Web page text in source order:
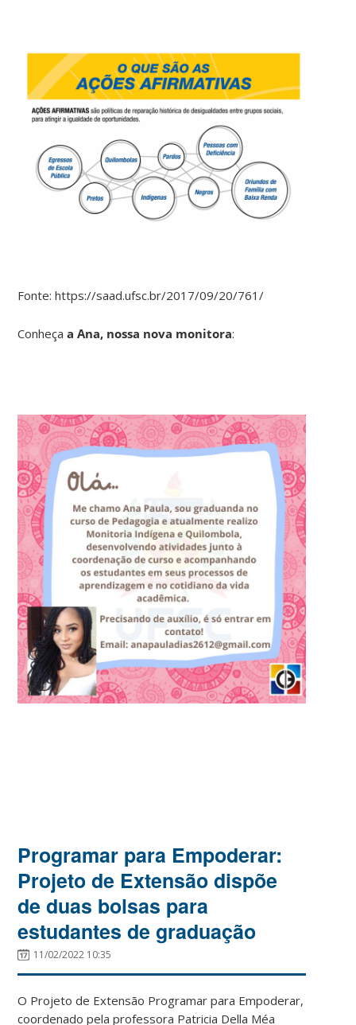
Fonte: https://saad.ufsc.br/2017/09/20/761/
Conheçaa Ana, nossa nova monitora:
Programar para Empoderar:
Projeto de Extensão dispõe
de duas bolsas para
estudantes de graduação
11/02/2022 10:35
O Projeto de Extensão Programar para Empoderar,
coordenado pela professora Patricia Della Méa